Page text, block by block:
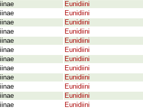
Eunidiini
Eunidiini
Eunidiini
Eunidiini
Eunidiini
Eunidiini
Eunidiini
Eunidiini
Eunidiini
Eunidiini
Eunidiini
Eunidiini